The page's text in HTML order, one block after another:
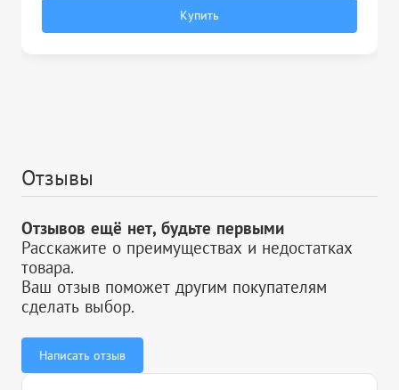
Купить
Отзывы
Отзывов ещё нет, будьте первыми
Расскажите о преимуществах и недостатках
товара.
Ваш отзыв поможет другим покупателям
сделать выбор.
Написать отзыв